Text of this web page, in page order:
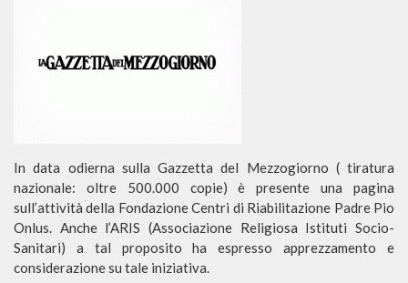
In data odierna sulla Gazzetta del Mezzogiorno ( tiratura
nazionale: oltre 500.000 copie) è presente una pagina
sull’attività della Fondazione Centri di Riabilitazione Padre Pio
Onlus. Anche l’ARIS (Associazione Religiosa Istituti Socio-
Sanitari) a tal proposito ha espresso apprezzamento e
considerazione su tale iniziativa.